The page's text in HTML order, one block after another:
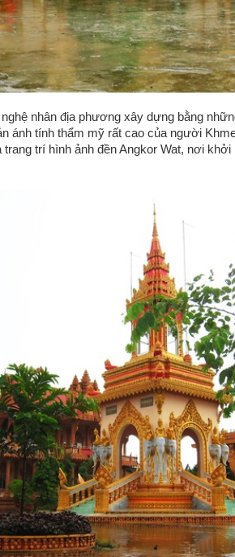
nhân địa phương xây dựng bằng
ánh tính thẩm mỹ rất cao của người
trí hình ảnh đền Angkor Wat, nơi